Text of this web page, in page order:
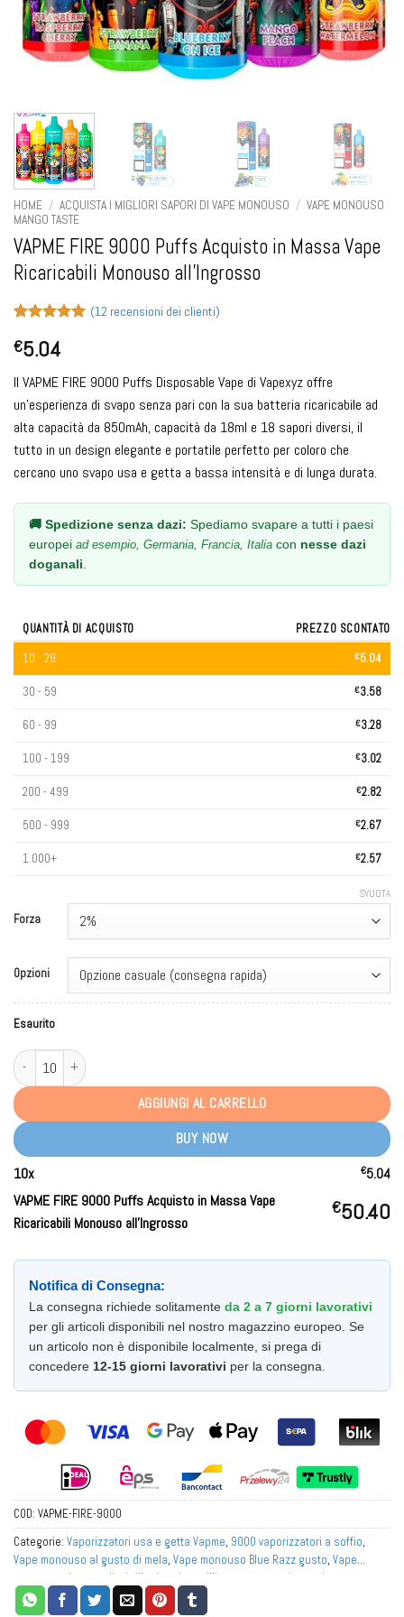
HOME / ACQUISTA I MIGLIORI SAPORI DI VAPE MONOUSO / VAPE MONOUSO
MANGO TASTE
VAPME FIRE 9000 Puffs Acquisto in Massa Vape
Ricaricabili Monouso all'Ingrosso
su 5 su
base di
recensioni
(12 recensioni dei clienti)
€5.04
Il VAPME FIRE 9000 Puffs Disposable Vape di Vapexyz offre
un'esperienza di svapo senza pari con la sua batteria ricaricabile ad
alta capacità da 850mAh, capacità da 18ml e 18 sapori diversi, il
tutto in un design elegante e portatile perfetto per coloro che
cercano uno svapo usa e getta a bassa intensità e di lunga durata.
🚚 Spedizione senza dazi: Spediamo svapare a tutti i paesi
europei ad esempio, Germania, Francia, Italia con nesse dazi
doganali
QUANTITÀ DI ACQUISTO
PREZZO SCONTATO
10 - 29
€5.04
30 - 59 €3.58
60 - 99 €3.28
100 - 199 €3.02
200 - 499 €2.82
500 - 999 €2.67
1.000+ €2.57
Forza
Opzioni
SVUOTA
Esaurito
VAPME FIRE 9000 Puffs Bulk Buy Rechargeable Disposable Vapes
AGGIUNGI AL CARRELLO
BUY NOW
10x €5.04
VAPME FIRE 9000 Puffs Acquisto in Massa Vape
Ricaricabili Monouso all'Ingrosso
€50.40
Notifica di Consegna:
La consegna richiede solitamente da 2 a 7 giorni lavorativi
per gli articoli disponibili nel nostro magazzino europeo. Se
un articolo non è disponibile localmente, si prega di
concedere 12-15 giorni lavorativi per la consegna.
COD: VAPME-FIRE-9000
Categorie: Vaporizzatori usa e getta Vapme, 9000 vaporizzatori a soffio,
Vape monouso al gusto di mela, Vape monouso Blue Razz gusto, Vape
monouso al gusto di mirtillo
Acquista all'ingrosso vaporizzatori usa e getta
in Austria,Acquista all'ingrosso vaporizzatori usa e getta in Belgio